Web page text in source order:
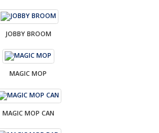
JOBBY BROOM
MAGIC MOP
MAGIC MOP CAN